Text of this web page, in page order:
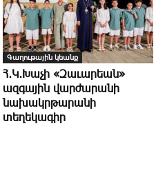
Գաղութային կեանք
Հ․Կ․Խաչի «Զաւարեան»
ազգային վարժարանի
նախակրթարանի
տեղեկագիր